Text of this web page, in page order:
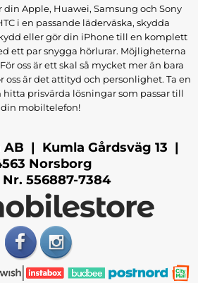
Apple, Huawei, Samsung och Sony
i en passande läderväska, skydda
eller gör din iPhone till en komplett
ett par snygga hörlurar. Möjligheterna
oss är ett skal så mycket mer än bara
är det attityd och personlighet. Ta en
prisvärda lösningar som passar till
din mobiltelefon!
AB | Kumla Gårdsväg 13 |
Norsborg
556887-7384